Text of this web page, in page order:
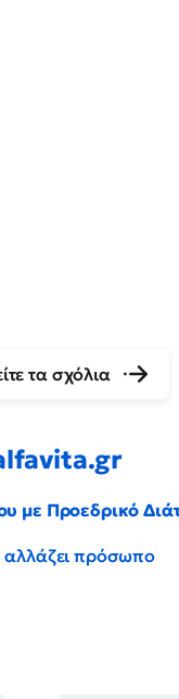
τα σχόλια
με Προεδρικό
αλλάζει πρόσωπο